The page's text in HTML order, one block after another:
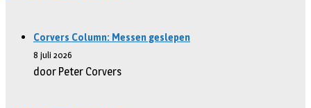
Corvers Column: Messen geslepen
8 juli 2026
door Peter Corvers